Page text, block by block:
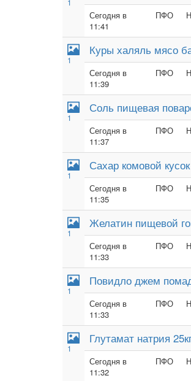
1
Сегодня в
11:41
ПФО
1
Куры халяль мясо
Сегодня в
11:39
ПФО
1
Соль пищевая
Сегодня в
11:37
ПФО
1
Сахар комовой
Сегодня в
11:35
ПФО
1
Желатин пищевой
Сегодня в
11:33
ПФО
1
Повидло джем
Сегодня в
11:33
ПФО
1
Глутамат натрия
Сегодня в
11:32
ПФО